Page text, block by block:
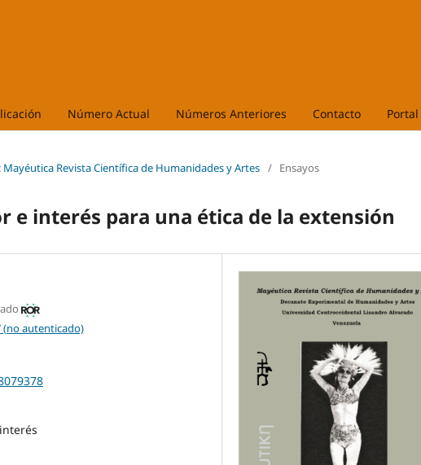
Número Actual Números Anteriores Contacto
Mayéutica Revista Científica de Humanidades y Artes / Ensayos
e interés para una ética de la extensión
(no autenticado)